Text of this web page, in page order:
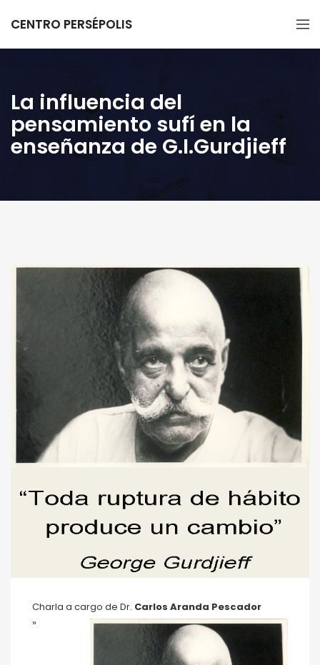
CENTRO PERSÉPOLIS
La influencia del
pensamiento sufí en la
enseñanza de G.I.Gurdjieff
Charla a cargo de Dr. Carlos Aranda Pescador
»